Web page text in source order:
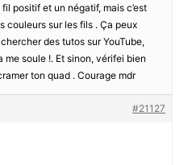
positif et un négatif, mais c’est
couleurs sur les fils . Ça peux
des tutos sur YouTube,
me soule !. Et sinon, vérifei bien
ton quad . Courage mdr
#21127